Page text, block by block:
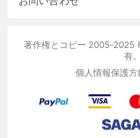
著作権とコピー 2005-2025
有。
個人情報保護方